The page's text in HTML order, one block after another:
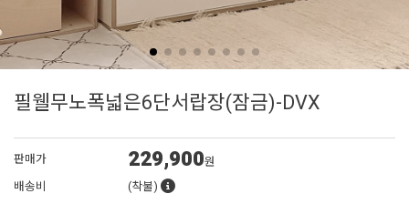
필웰무노폭넓은6단서랍장(잠금)-DVX
판매가 229,900원
배송비
(착불)